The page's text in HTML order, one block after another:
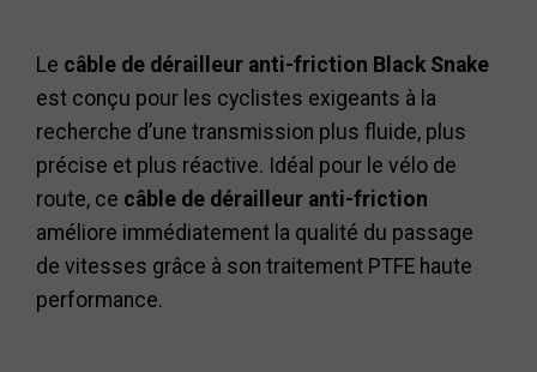
Le câble de dérailleur anti-friction Black Snake
est conçu pour les cyclistes exigeants à la
recherche d’une transmission plus fluide, plus
précise et plus réactive. Idéal pour le vélo de
route, ce câble de dérailleur anti-friction
améliore immédiatement la qualité du passage
de vitesses grâce à son traitement PTFE haute
performance.